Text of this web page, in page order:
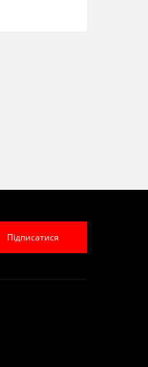
Підписатися